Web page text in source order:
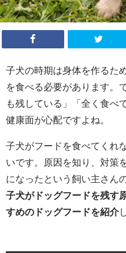
子犬の時期は身体を作るた
を食べる必要があります。
も残している」「全く食べ
健康面が心配ですよね。
子犬がフードを食べてくれ
いです。原因を知り、対策
になったという飼い主さん
子犬がドッグフードを残す
すめのドッグフードを紹介